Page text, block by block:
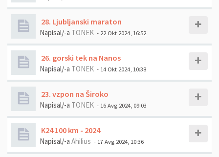
28. Ljubljanski maraton
Napisal/-a TONEK - 22 Okt 2024, 16:52
26. gorski tek na Nanos
Napisal/-a TONEK - 14 Okt 2024, 10:38
23. vzpon na Široko
Napisal/-a TONEK - 16 Avg 2024, 09:03
K24 100 km - 2024
Napisal/-a Ahilius - 17 Avg 2024, 10:36